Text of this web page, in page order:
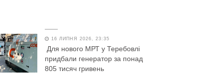
16 ЛИПНЯ 2026, 23:35
Для нового МРТ у Теребовлі
придбали генератор за понад
805 тисяч гривень